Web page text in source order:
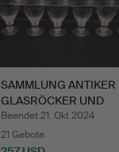
SAMMLUNG ANTIKER
GLASRÖCKER UND
TRINKGLÄSE…
Beendet 21. Okt 2024
21 Gebote